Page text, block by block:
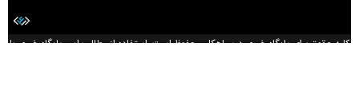
کلیه حقوق برای پایگاه خبری درسیاهکل محفوظ است. استفاده از مطالب این پایگاه خبری با